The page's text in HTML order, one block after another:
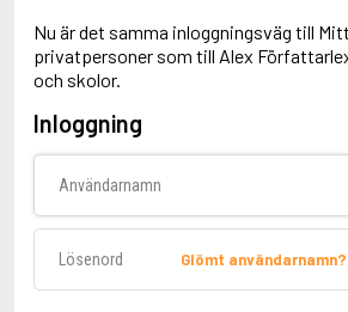
Nu är det samma inloggningsväg till
privatpersoner som till Alex
och skolor.
Inloggning
Glömt användarnamn?